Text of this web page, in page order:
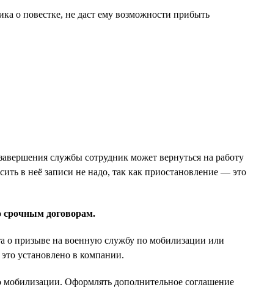
о повестке, не даст ему возможности прибыть
службы сотрудник может вернуться на работу
в неё записи не надо, так как приостановление — это
срочным договорам.
о призыве на военную службу по мобилизации или
установлено в компании.
мобилизации. Оформлять дополнительное соглашение